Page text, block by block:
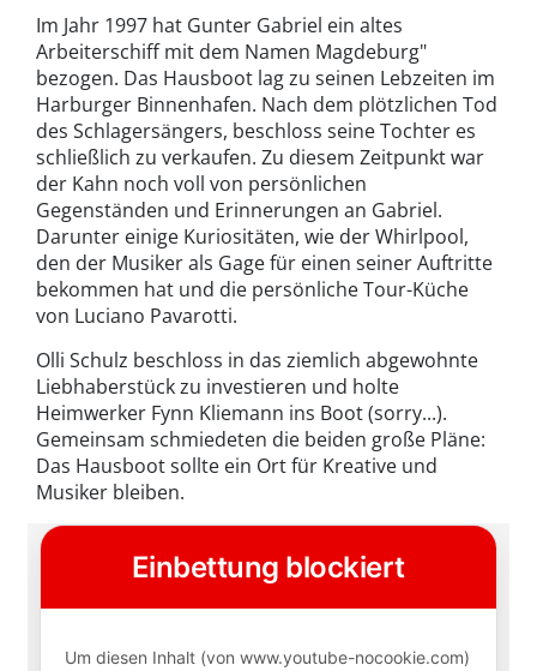
Im Jahr 1997 hat Gunter Gabriel ein altes
Arbeiterschiff mit dem Namen Magdeburg"
bezogen. Das Hausboot lag zu seinen Lebzeiten im
Harburger Binnenhafen. Nach dem plötzlichen Tod
des Schlagersängers, beschloss seine Tochter es
schließlich zu verkaufen. Zu diesem Zeitpunkt war
der Kahn noch voll von persönlichen
Gegenständen und Erinnerungen an Gabriel.
Darunter einige Kuriositäten, wie der Whirlpool,
den der Musiker als Gage für einen seiner Auftritte
bekommen hat und die persönliche Tour-Küche
von Luciano Pavarotti.
Olli Schulz beschloss in das ziemlich abgewohnte
Liebhaberstück zu investieren und holte
Heimwerker Fynn Kliemann ins Boot (sorry...).
Gemeinsam schmiedeten die beiden große Pläne:
Das Hausboot sollte ein Ort für Kreative und
Musiker bleiben.